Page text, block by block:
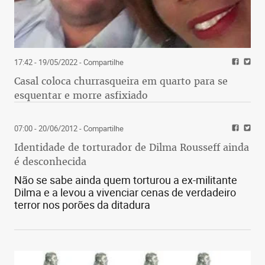
A orientação conservadora da Igreja Católica, a
partir dos papados de João Paulo II e Bento XVI,
que desarticularam as chamadas comunidades
PT, porém a influência católica nas parcelas mais
pobres da população brasileira se esvaiu. As
denominações evangélicas ocuparam esse espaço,
tradicional e as teses mais conservadoras do
cristianismo, com exceção do celibato de seus
sacerdotes e outros dogmas de Roma.
evangélicos é muito mais responsável pela sua
17:42 - 19/05/2022- Compartilhe
Casal coloca churrasqueira em quarto para se
esquentar e morre asfixiado
07:00 - 20/06/2012- Compartilhe
Identidade de torturador de Dilma Rousseff ainda
é desconhecida
Não se sabe ainda quem torturou a ex-militante
Dilma e a levou a vivenciar cenas de verdadeiro
terror nos porões da ditadura